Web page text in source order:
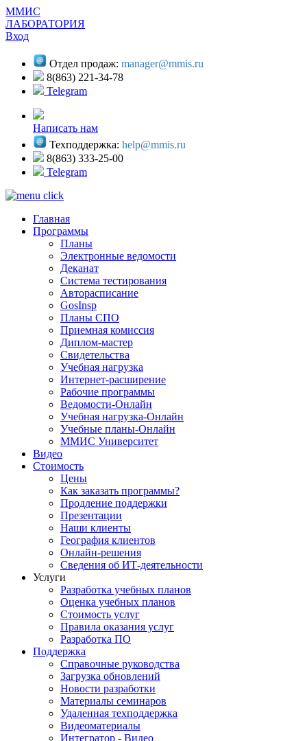
ММИС
ЛАБОРАТОРИЯ
Вход
Отдел продаж: manager@mmis.ru
8(863) 221-34-78
Telegram
Написать нам
Техподдержка: help@mmis.ru
8(863) 333-25-00
Telegram
Главная
Программы
Планы
Электронные ведомости
Деканат
Система тестирования
Авторасписание
GosInsp
Планы СПО
Приемная комиссия
Диплом-мастер
Свидетельства
Учебная нагрузка
Интернет-расширение
Рабочие программы
Ведомости-Онлайн
Учебная нагрузка-Онлайн
Учебные планы-Онлайн
ММИС Университет
Видео
Стоимость
Цены
Как заказать программы?
Продление поддержки
Презентации
Наши клиенты
География клиентов
Онлайн-решения
Сведения об ИТ-деятельности
Услуги
Разработка учебных планов
Оценка учебных планов
Стоимость услуг
Правила оказания услуг
Разработка ПО
Поддержка
Справочные руководства
Загрузка обновлений
Новости разработки
Материалы семинаров
Удаленная техподдержка
Видеоматериалы
Интегратор - Видео